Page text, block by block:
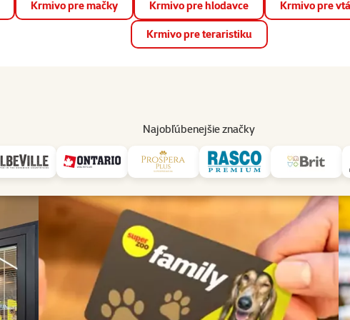
📱 Stiahnite si novú aplikáciu Super zoo.Viac informácií
Krmivo pre mačky Krmivo pre hlodavce Krmivo pre
Krmivo pre teraristiku
Najobľúbenejšie značky
Predajne Služby
Služby